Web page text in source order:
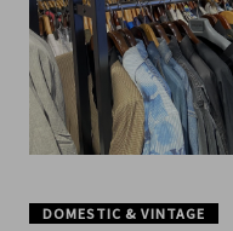
DOMESTIC & VINTAGE